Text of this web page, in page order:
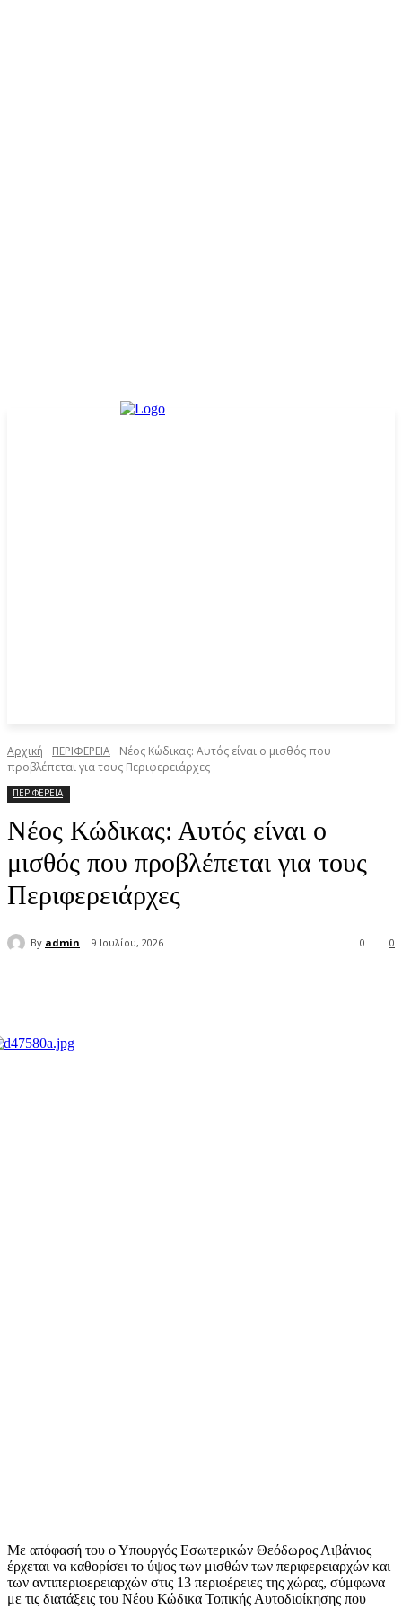
Αρχική ΠΕΡΙΦΕΡΕΙΑ
Νέος Κώδικας: Αυτός είναι ο μισθός που
προβλέπεται για τους Περιφερειάρχες
ΠΕΡΙΦΕΡΕΙΑ
Νέος Κώδικας: Αυτός είναι ο
μισθός που προβλέπεται για τους
Περιφερειάρχες
By admin 9 Ιουλίου, 2026 0
0
Με απόφασή του ο Υπουργός Εσωτερικών Θεόδωρος Λιβάνιος
έρχεται να καθορίσει το ύψος των μισθών των περιφερειαρχών και
των αντιπεριφερειαρχών στις 13 περιφέρειες της χώρας, σύμφωνα
με τις διατάξεις του Νέου Κώδικα Τοπικής Αυτοδιοίκησης που